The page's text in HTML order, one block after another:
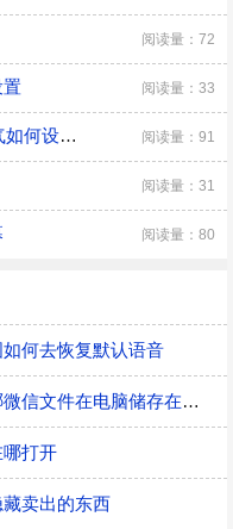
阅读量：72
置 阅读量：33
苹果11天气怎么设置当地苹果11天气如何设置当地 阅读量：91
阅读量：31
阅读量：80
何去恢复默认语音
微信文件在电脑储存在什么位置在哪微信文件在电脑储存在什么位置
打开
卖出的东西